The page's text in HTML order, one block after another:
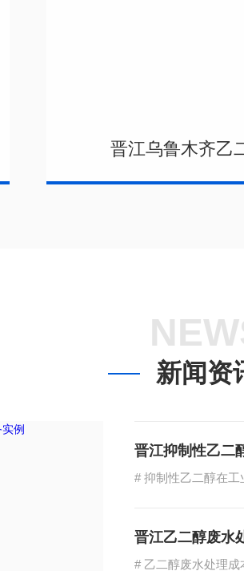
晋江乌鲁木齐乙
新闻资
晋江抑制性乙二
晋江乙二醇废水